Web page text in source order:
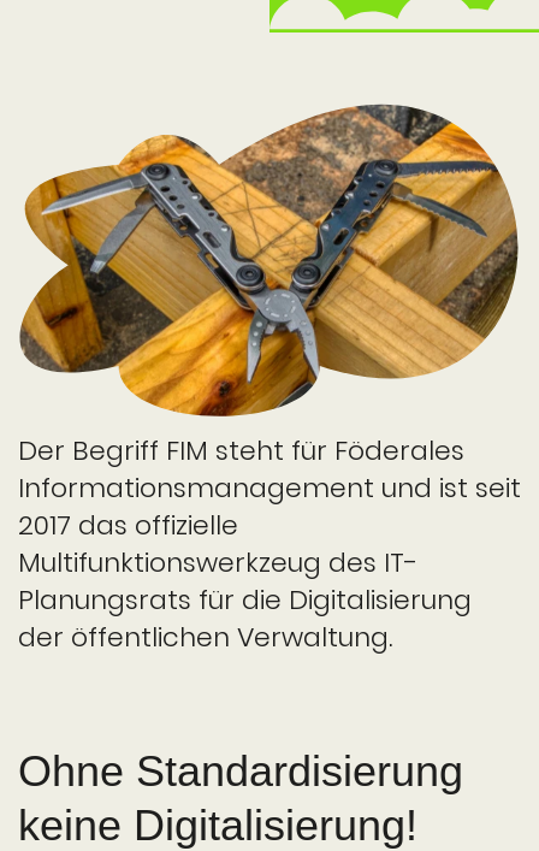
Der Begriff FIM steht für Föderales
Informations­management und ist seit
2017 das offizielle
Multifunktionswerkzeug des IT-
Planungsrats für die Digitali­sierung
der öffent­lichen Verwaltung.
Ohne Standardi­sierung
keine Digitali­sierung!